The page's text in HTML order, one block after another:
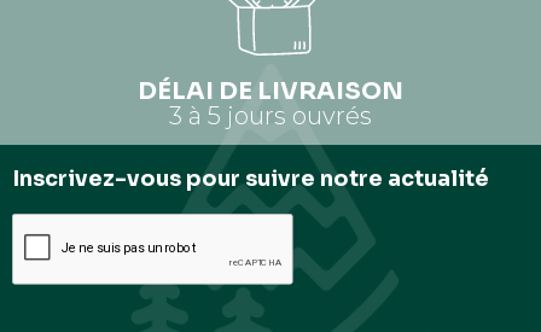
DÉLAI DE LIVRAISON
3 à 5 jours ouvrés
Inscrivez-vous pour suivre notre actualité